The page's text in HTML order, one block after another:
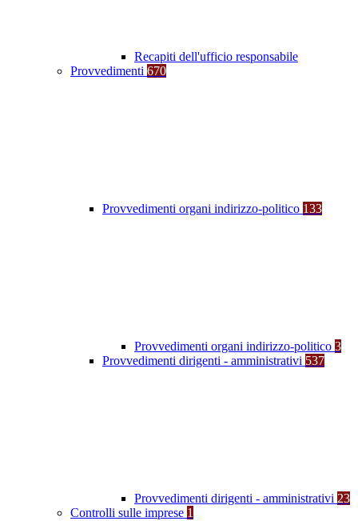
Recapiti dell'ufficio responsabile
Provvedimenti 670
Provvedimenti organi indirizzo-politico 133
Provvedimenti organi indirizzo-politico 3
Provvedimenti dirigenti - amministrativi 537
Provvedimenti dirigenti - amministrativi 23
Controlli sulle imprese 1